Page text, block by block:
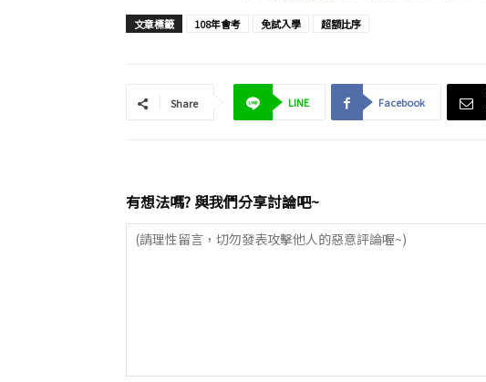
文章標籤 108年會考 免試入學 超額比序
Share LINE Facebook
有想法嗎? 與我們分享討論吧~